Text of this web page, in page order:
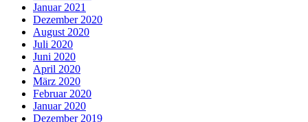
Januar 2021
Dezember 2020
August 2020
Juli 2020
Juni 2020
April 2020
März 2020
Februar 2020
Januar 2020
Dezember 2019